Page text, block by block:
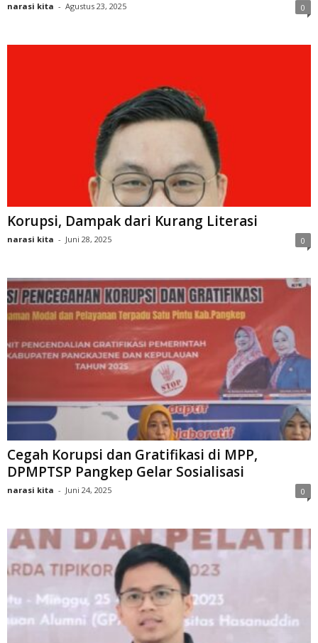
narasi kita - Agustus 23, 2025 0
Korupsi, Dampak dari Kurang Literasi
narasi kita - Juni 28, 2025 0
Cegah Korupsi dan Gratifikasi di MPP,
DPMPTSP Pangkep Gelar Sosialisasi
narasi kita - Juni 24, 2025 0